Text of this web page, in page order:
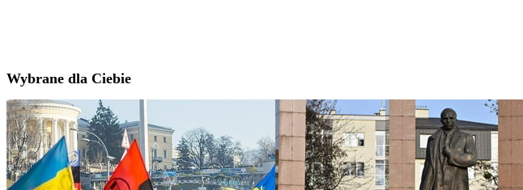
Wybrane dla Ciebie